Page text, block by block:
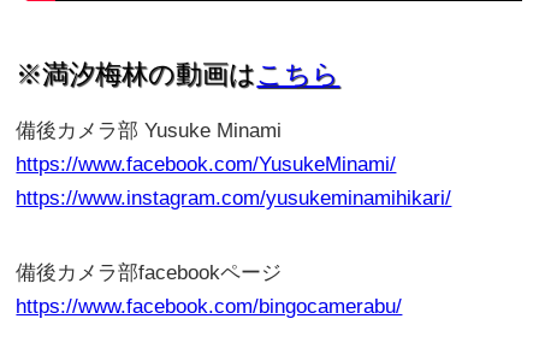
※満汐梅林の動画はこちら
備後カメラ部 Yusuke Minami
https://www.facebook.com/YusukeMinami/
https://www.instagram.com/yusukeminamihikari/
備後カメラ部facebookページ
https://www.facebook.com/bingocamerabu/